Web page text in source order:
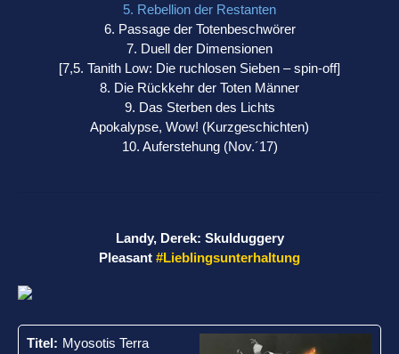
5. Rebellion der Restanten
6. Passage der Totenbeschwörer
7. Duell der Dimensionen
[7,5. Tanith Low: Die ruchlosen Sieben – spin-off]
8. Die Rückkehr der Toten Männer
9. Das Sterben des Lichts
Apokalypse, Wow! (Kurzgeschichten)
10. Auferstehung (Nov.´17)
Landy, Derek: Skulduggery
Pleasant #Lieblingsunterhaltung
Titel: Myosotis Terra